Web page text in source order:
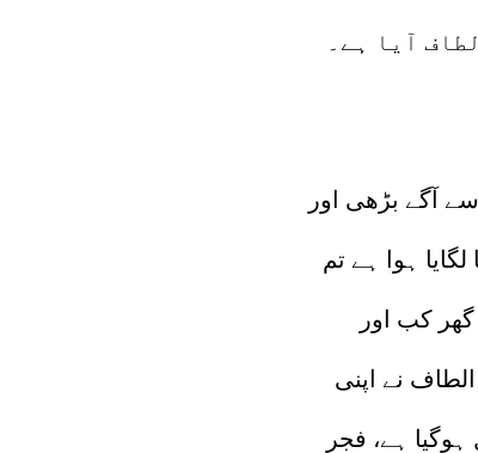
آیا ہے۔
آگے بڑھی اور
ہوا ہے تم
کب اور
نے اپنی
ہے، فجر